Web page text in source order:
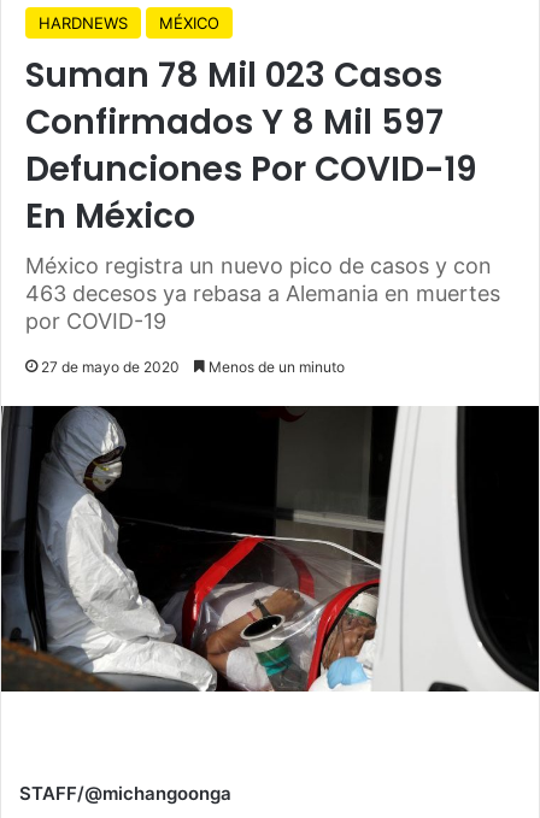
HARDNEWS MÉXICO
Suman 78 Mil 023 Casos
Confirmados Y 8 Mil 597
Defunciones Por COVID-19
En México
México registra un nuevo pico de casos y con
463 decesos ya rebasa a Alemania en muertes
por COVID-19
27 de mayo de 2020 Menos de un minuto
STAFF/@michangoonga